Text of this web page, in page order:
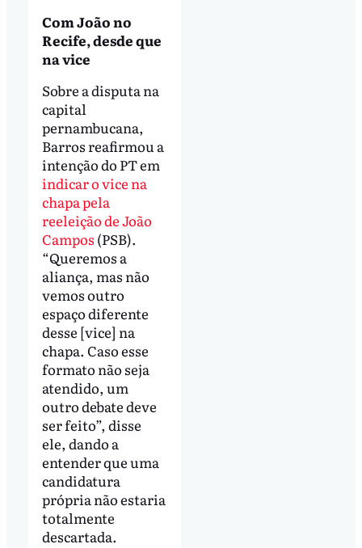
Com João no
Recife, desde que
na vice
Sobre a disputa na
capital
pernambucana,
Barros reafirmou a
intenção do PT em
indicar o vice na
chapa pela
reeleição de João
Campos (PSB).
“Queremos a
aliança, mas não
vemos outro
espaço diferente
desse [vice] na
chapa. Caso esse
formato não seja
atendido, um
outro debate deve
ser feito”, disse
ele, dando a
entender que uma
candidatura
própria não estaria
totalmente
descartada.